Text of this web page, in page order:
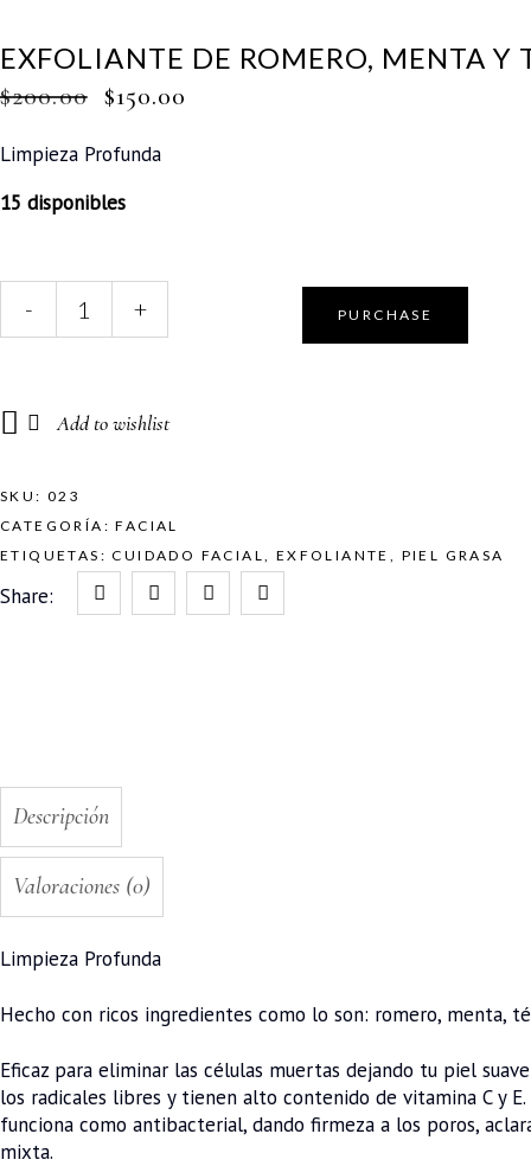
EXFOLIANTE DE ROMERO, MENTA Y
$200.00 $150.00
Limpieza Profunda
15 disponibles
té
- + PURCHASE
Add to wishlist
SKU: 023
CATEGORÍA:FACIAL
ETIQUETAS:CUIDADO FACIAL, EXFOLIANTE , PIEL GRASA
Share:
Descripción
Valoraciones (0)
Limpieza Profunda
Hecho con ricos ingredientes como lo son: romero, menta,
Eficaz para eliminar las células muertas dejando tu piel
los radicales libres y tienen alto contenido de vitamina C y
funciona como antibacterial, dando firmeza a los poros,
mixta.